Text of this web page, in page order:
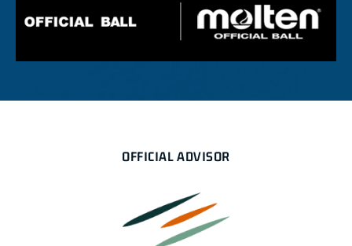
OFFICIAL ADVISOR